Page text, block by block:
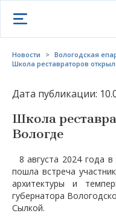
Открыть меню
Новости > Вологодская
Школа реставраторов
Дата публикации:
Школа
Вологде
8 августа 2024 года
пошла встреча
архитектуры и
губернатора
Сылкой.